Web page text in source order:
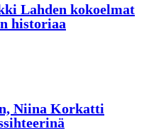
Lahden kokoelmat
historiaa
Niina Korkatti